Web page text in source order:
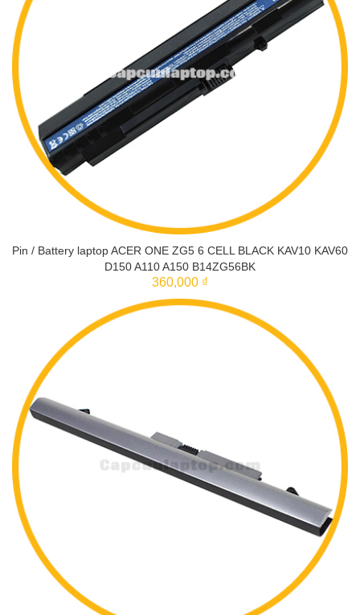
Pin / Battery laptop ACER ONE ZG5 6 CELL BLACK KAV10 KAV60
D150 A110 A150 B14ZG56BK
360,000 ₫